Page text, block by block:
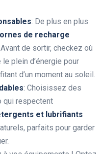
: De plus en plus
de recharge
de sortir, checkez où
plein d’énergie pour
d’un moment au soleil.
: Choisissez des
qui respectent
et lubrifiants
parfaits pour garder